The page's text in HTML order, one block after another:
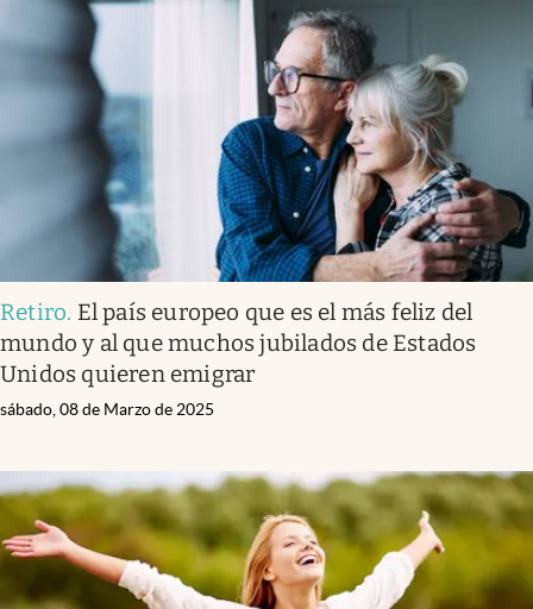
Retiro. El país europeo que es el más feliz del
mundo y al que muchos jubilados de Estados
Unidos quieren emigrar
sábado, 08 de Marzo de 2025